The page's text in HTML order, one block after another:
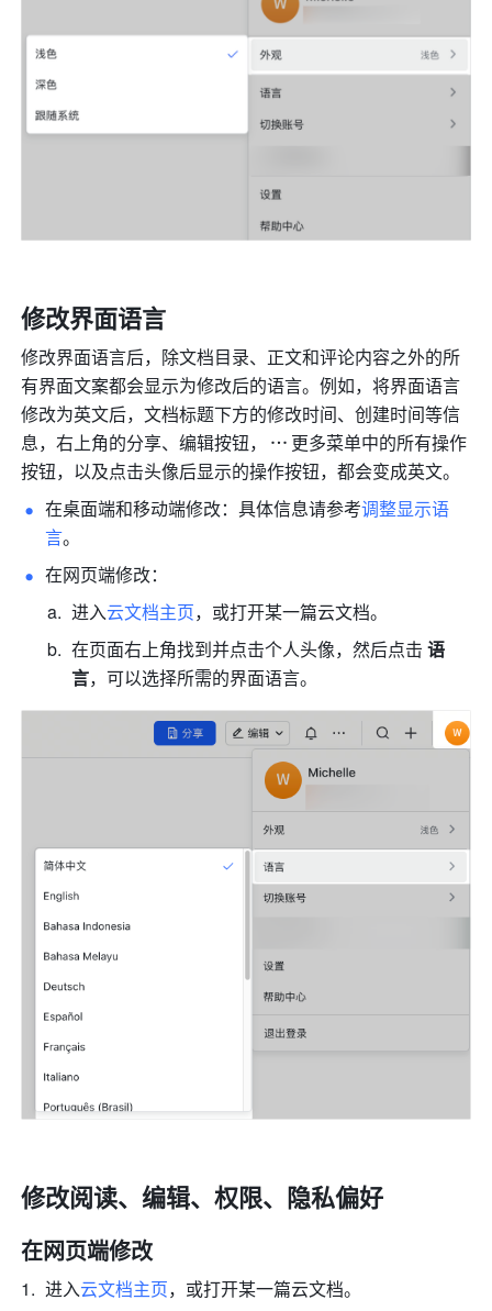
修改界面语言
修改界面语言后，除文档目录、正文和评论内容之外的所
有界面文案都会显示为修改后的语言。例如，将界面语言
修改为英文后，文档标题下方的修改时间、创建时间等信
息，右上角的分享、编辑按钮，
更多菜单中的所有操作
按钮，以及点击头像后显示的操作按钮，都会变成英文。
在桌面端和移动端修改：具体信息请参考调整显示语
言。
在网页端修改：
进入云文档主页，或打开某一篇云文档。
在页面右上角找到并点击个人头像，然后点击 语
言，可以选择所需的界面语言。
修改阅读、编辑、权限、隐私偏好
在网页端修改
进入云文档主页，或打开某一篇云文档。